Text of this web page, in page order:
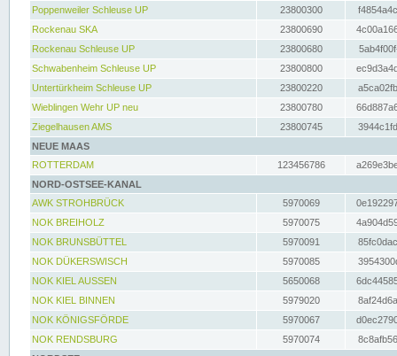
Poppenweiler Schleuse UP
23800300
Rockenau SKA
23800690
Rockenau Schleuse UP
23800680
Schwabenheim Schleuse UP
23800800
Untertürkheim Schleuse UP
23800220
Wieblingen Wehr UP neu
23800780
Ziegelhausen AMS
23800745
NEUE MAAS
ROTTERDAM
123456786
NORD-OSTSEE-KANAL
AWK STROHBRÜCK
5970069
NOK BREIHOLZ
5970075
NOK BRUNSBÜTTEL
5970091
NOK DÜKERSWISCH
5970085
NOK KIEL AUSSEN
5650068
NOK KIEL BINNEN
5979020
NOK KÖNIGSFÖRDE
5970067
NOK RENDSBURG
5970074